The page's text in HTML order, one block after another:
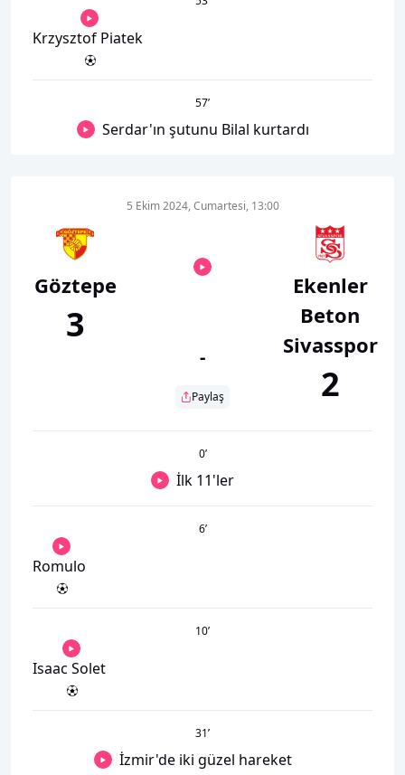
Krzysztof Piatek
57’
Serdar'ın şutunu Bilal kurtardı
Göztepe
3
5 Ekim 2024, Cumartesi, 13:00
-
Paylaş
Ekenler
Beton
Sivasspor
2
0’
İlk 11'ler
6’
Romulo
10’
Isaac Solet
31’
İzmir'de iki güzel hareket